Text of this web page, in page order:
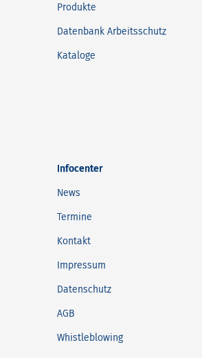
Produkte
Datenbank Arbeitsschutz
Kataloge
Infocenter
News
Termine
Kontakt
Impressum
Datenschutz
AGB
Whistleblowing